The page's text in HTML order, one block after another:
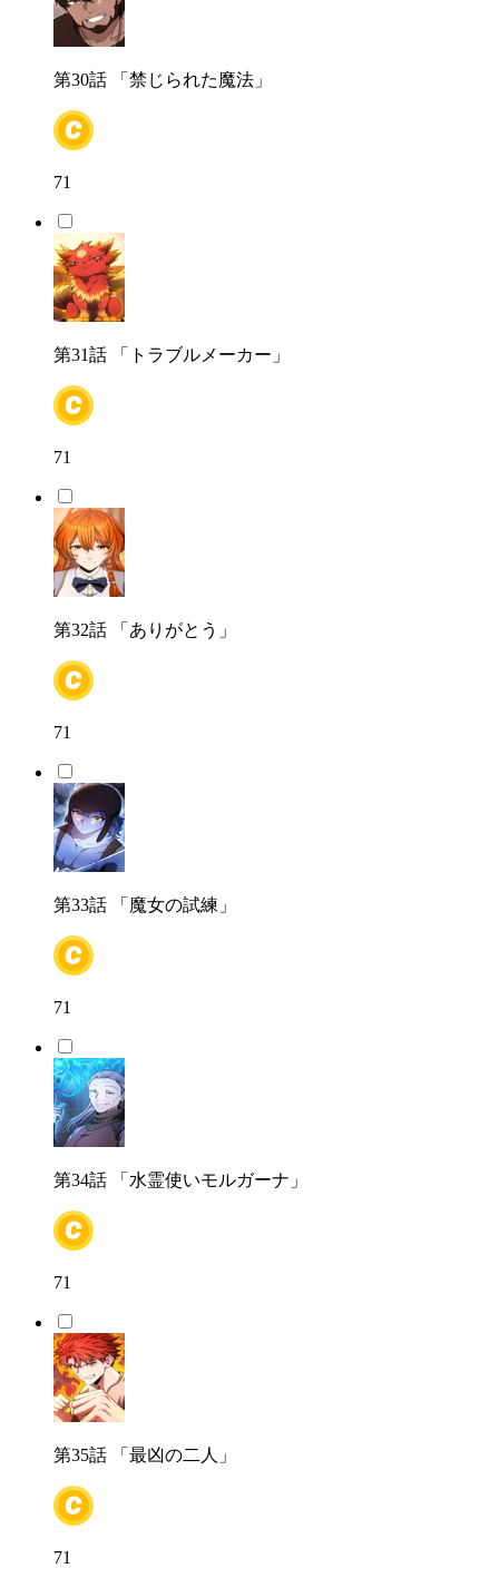
第30話 「禁じられた魔法」
71
第31話 「トラブルメーカー」
71
第32話 「ありがとう」
71
第33話 「魔女の試練」
71
第34話 「水霊使いモルガーナ」
71
第35話 「最凶の二人」
71